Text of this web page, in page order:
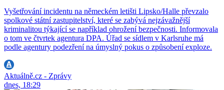
Vyšetřování incidentu na německém letišti Lipsko/Halle převzalo
spolkové státní zastupitelství, které se zabývá nejzávažnější
kriminalitou týkající se například ohrožení bezpečnosti. Informovala
o tom ve čtvrtek agentura DPA. Úřad se sídlem v Karlsruhe má
podle agentury podezření na úmyslný pokus o způsobení exploze.
Aktuálně.cz - Zprávy
dnes, 18:29